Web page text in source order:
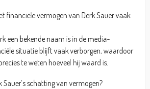
financiële vermogen van Derk Sauer vaak
een bekende naam is in de media-
situatie blijft vaak verborgen, waardoor
te weten hoeveel hij waard is.
Sauer’s schatting van vermogen?